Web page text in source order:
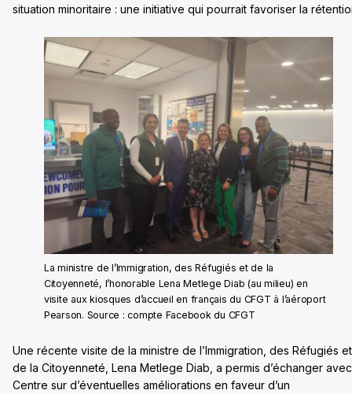
situation minoritaire : une initiative qui pourrait favoriser la
La ministre de l’Immigration, des Réfugiés et de la
Citoyenneté, l’honorable Lena Metlege Diab (au milieu) en
visite aux kiosques d’accueil en français du CFGT à l’aéroport
Pearson. Source : compte Facebook du CFGT
Une récente visite de la ministre de l’Immigration, des Réfugiés et
de la Citoyenneté, Lena Metlege Diab, a permis d’échanger
Centre sur d’éventuelles améliorations en faveur d’un